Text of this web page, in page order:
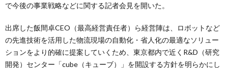
で今後の事業戦略などに関する記者会見を開いた。
出席した飯間卓CEO（最高経営責任者）ら経営陣は、ロボットなど
の先進技術を活用した物流現場の自動化・省人化の最適なソリュー
ションをより的確に提案していくため、東京都内で近くR&D（研究
開発）センター「cube（キューブ）」を開設する方針を明らかにし